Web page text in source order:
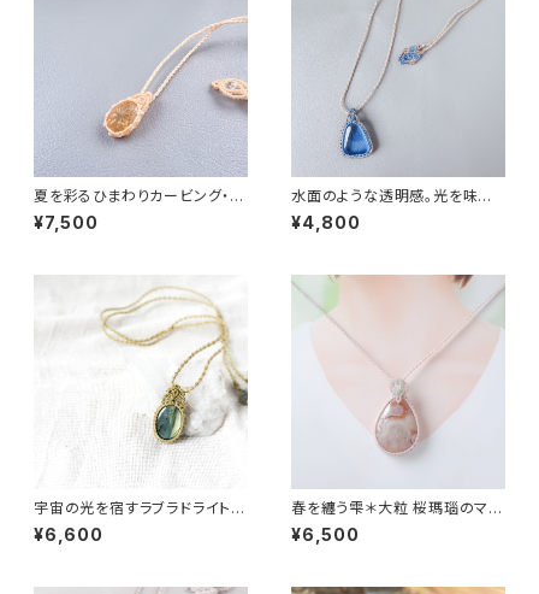
夏を彩るひまわりカービング・シ
トリンクォーツのマクラメペンダ
ン
¥7,500
水面のような透明感。光を味方
にする「ガラスのマクラメペンダ
ント」【一点もの】
¥4,800
宇宙の光を宿すラブラドライトペ
ンダント
¥6,600
春を纏う雫＊大粒 桜瑪瑙のマク
ラメペンダント｜一点もの
¥6,500